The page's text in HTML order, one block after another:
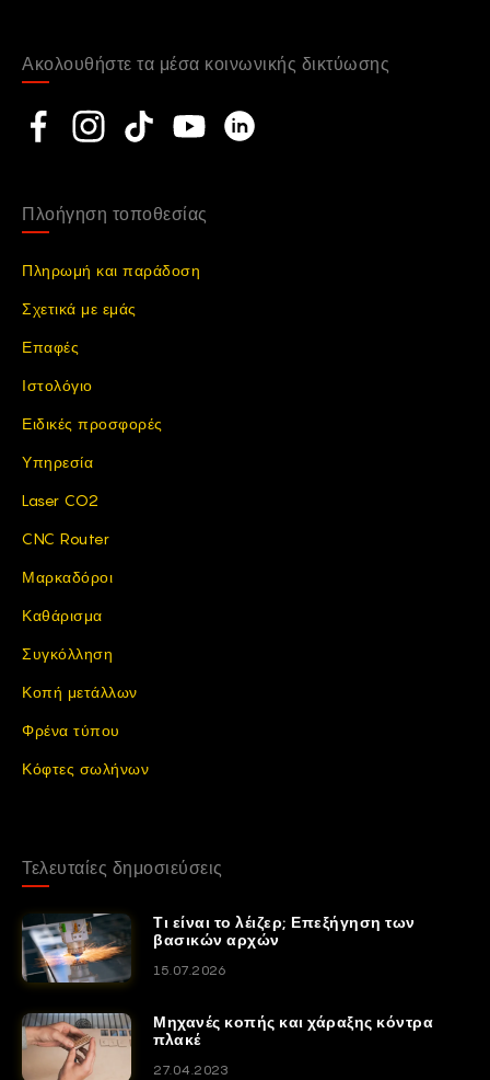
Ακολουθήστε τα μέσα κοινωνικής δικτύωσης
Social network
Facebook
Instagram
TikTokYouTubeLinkedin
Πλοήγηση τοποθεσίας
Πληρωμή και παράδοση
Σχετικά με εμάς
Επαφές
Ιστολόγιο
Ειδικές προσφορές
Υπηρεσία
Laser CO2
CNC Router
Μαρκαδόροι
Καθάρισμα
Συγκόλληση
Κοπή μετάλλων
Φρένα τύπου
Κόφτες σωλήνων
Τελευταίες δημοσιεύσεις
Τι είναι το λέιζερ; Επεξήγηση των
βασικών αρχών
15.07.2026
Μηχανές κοπής και χάραξης κόντρα
πλακέ
27.04.2023